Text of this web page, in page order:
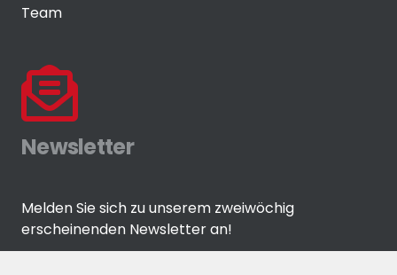
Team
Newsletter
Melden Sie sich zu unserem zweiwöchig
erscheinenden Newsletter an!